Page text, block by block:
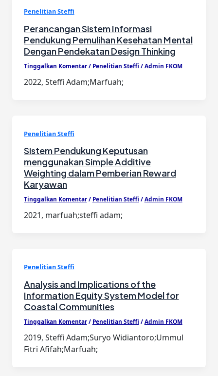
Penelitian Steffi
Perancangan Sistem Informasi
Pendukung Pemulihan Kesehatan Mental
Dengan Pendekatan Design Thinking
Tinggalkan Komentar / Penelitian Steffi /Admin FKOM
2022, Steffi Adam;Marfuah;
Penelitian Steffi
Sistem Pendukung Keputusan
menggunakan Simple Additive
Weighting dalam Pemberian Reward
Karyawan
Tinggalkan Komentar / Penelitian Steffi /Admin FKOM
2021, marfuah;steffi adam;
Penelitian Steffi
Analysis and Implications of the
Information Equity System Model for
Coastal Communities
Tinggalkan Komentar / Penelitian Steffi /Admin FKOM
2019, Steffi Adam;Suryo Widiantoro;Ummul
Fitri Afifah;Marfuah;